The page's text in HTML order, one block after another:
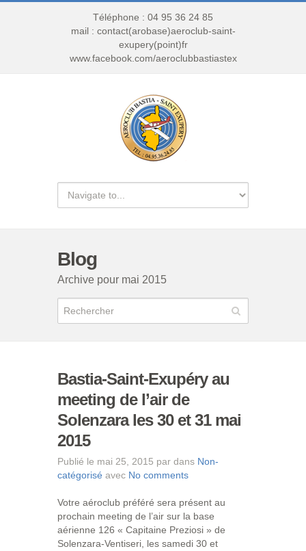
Téléphone : 04 95 36 24 85
mail : contact(arobase)aeroclub-saint-
exupery(point)fr
www.facebook.com/aeroclubbastiastex
Blog
Archive pour mai 2015
Bastia-Saint-Exupéry au
meeting de l’air de
Solenzara les 30 et 31 mai
2015
Publié le mai 25, 2015 par dans Non-
catégorisé avec No comments
Votre aéroclub préféré sera présent au
prochain meeting de l’air sur la base
aérienne 126 « Capitaine Preziosi » de
Solenzara-Ventiseri, les samedi 30 et